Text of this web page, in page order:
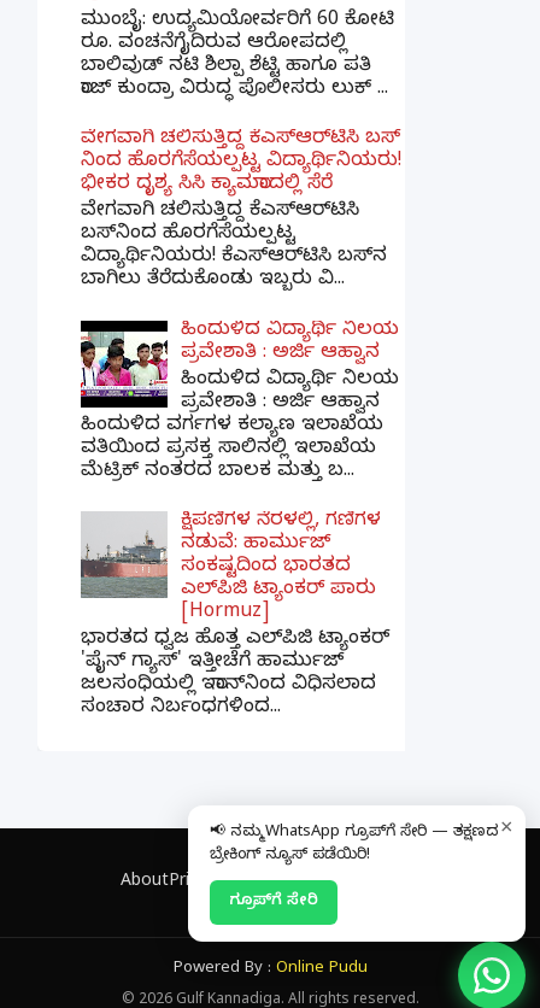
ಮುಂಬೈ: ಉದ್ಯಮಿಯೋರ್ವರಿಗೆ 60 ಕೋಟಿ
ರೂ. ವಂಚನೆಗೈದಿರುವ ಆರೋಪದಲ್ಲಿ
ಬಾಲಿವುಡ್ ನಟಿ ಶಿಲ್ಪಾ ಶೆಟ್ಟಿ ಹಾಗೂ ಪತಿ
ರಾಜ್ ಕುಂದ್ರಾ ವಿರುದ್ಧ ಪೊಲೀಸರು ಲುಕ್ ...
ವೇಗವಾಗಿ ಚಲಿಸುತ್ತಿದ್ದ ಕೆಎಸ್​ಆರ್​ಟಿಸಿ ಬಸ್​
ನಿಂದ ಹೊರಗೆಸೆಯಲ್ಪಟ್ಟ ವಿದ್ಯಾರ್ಥಿನಿಯರು!
ಭೀಕರ ದೃಶ್ಯ ಸಿಸಿ ಕ್ಯಾಮರಾದಲ್ಲಿ ಸೆರೆ
ವೇಗವಾಗಿ ಚಲಿಸುತ್ತಿದ್ದ ಕೆಎಸ್‌ಆರ್‌ಟಿಸಿ
ಬಸ್‌ನಿಂದ ಹೊರಗೆಸೆಯಲ್ಪಟ್ಟ
ವಿದ್ಯಾರ್ಥಿನಿಯರು! ಕೆಎಸ್‌ಆರ್‌ಟಿಸಿ ಬಸ್‌ನ
ಬಾಗಿಲು ತೆರೆದುಕೊಂಡು ಇಬ್ಬರು ವಿ...
ಹಿಂದುಳಿದ ವಿದ್ಯಾರ್ಥಿ ನಿಲಯ
ಪ್ರವೇಶಾತಿ : ಅರ್ಜಿ ಆಹ್ವಾನ
ಹಿಂದುಳಿದ ವಿದ್ಯಾರ್ಥಿ ನಿಲಯ
ಪ್ರವೇಶಾತಿ : ಅರ್ಜಿ ಆಹ್ವಾನ
ಹಿಂದುಳಿದ ವರ್ಗಗಳ ಕಲ್ಯಾಣ ಇಲಾಖೆಯ
ವತಿಯಿಂದ ಪ್ರಸಕ್ತ ಸಾಲಿನಲ್ಲಿ ಇಲಾಖೆಯ
ಮೆಟ್ರಿಕ್ ನಂತರದ ಬಾಲಕ ಮತ್ತು ಬ...
ಕ್ಷಿಪಣಿಗಳ ನೆರಳಲ್ಲಿ, ಗಣಿಗಳ
ನಡುವೆ: ಹಾರ್ಮುಜ್
ಸಂಕಷ್ಟದಿಂದ ಭಾರತದ
ಎಲ್‌ಪಿಜಿ ಟ್ಯಾಂಕರ್ ಪಾರು
[Hormuz]
ಭಾರತದ ಧ್ವಜ ಹೊತ್ತ ಎಲ್‌ಪಿಜಿ ಟ್ಯಾಂಕರ್
'ಪೈನ್ ಗ್ಯಾಸ್' ಇತ್ತೀಚೆಗೆ ಹಾರ್ಮುಜ್
ಜಲಸಂಧಿಯಲ್ಲಿ ಇರಾನ್‌ನಿಂದ ವಿಧಿಸಲಾದ
ಸಂಚಾರ ನಿರ್ಬಂಧಗಳಿಂದ...
AboutPrivacy PolicyContact
Powered By : Online Pudu
© 2026 Gulf Kannadiga. All rights reserved.
×
📢 ನಮ್ಮ WhatsApp ಗ್ರೂಪ್‌ಗೆ ಸೇರಿ — ತಕ್ಷಣದ
ಬ್ರೇಕಿಂಗ್ ನ್ಯೂಸ್ ಪಡೆಯಿರಿ!
ಗ್ರೂಪ್‌ಗೆ ಸೇರಿ